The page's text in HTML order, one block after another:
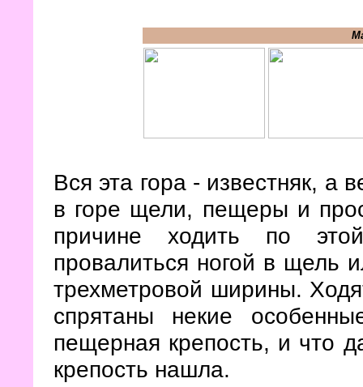
Вся эта гора - известняк, а
в горе щели, пещеры и
причине ходить по
провалиться ногой в щель
трехметровой ширины.
спрятаны некие
пещерная крепость, и что
крепость нашла.